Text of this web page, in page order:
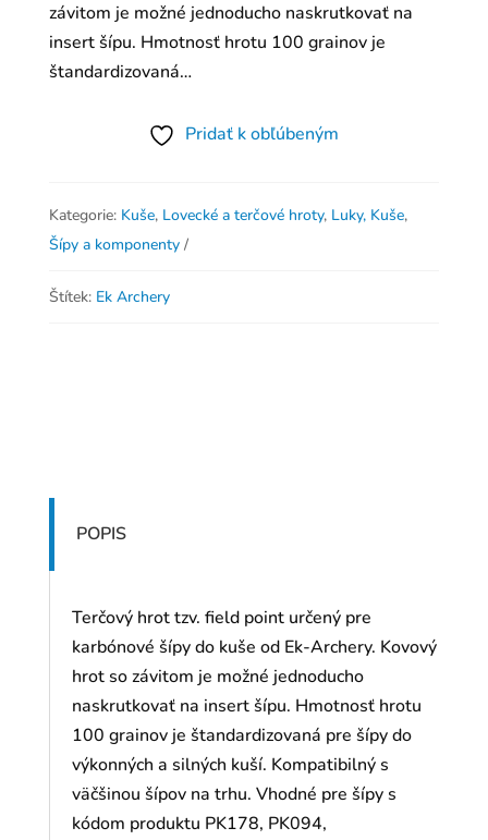
závitom je možné jednoducho naskrutkovať na
insert šípu. Hmotnosť hrotu 100 grainov je
štandardizovaná…
Pridať k obľúbeným
Kategorie: Kuše, Lovecké a terčové hroty, Luky, Kuše,
Šípy a komponenty
Štítek: Ek Archery
POPIS
Terčový hrot tzv. field point určený pre
karbónové šípy do kuše od Ek-Archery. Kovový
hrot so závitom je možné jednoducho
naskrutkovať na insert šípu. Hmotnosť hrotu
100 grainov je štandardizovaná pre šípy do
výkonných a silných kuší. Kompatibilný s
väčšinou šípov na trhu. Vhodné pre šípy s
kódom produktu PK178, PK094,